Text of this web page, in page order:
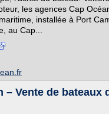
les agences Cap
installée à Port
au Cap...
– Vente de bateaux